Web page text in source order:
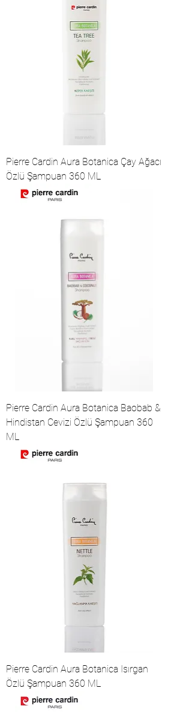
Pierre Cardin Aura Botanica Çay Ağacı
Özlü Şampuan 360 ML
Pierre Cardin Aura Botanica Baobab &
Hindistan Cevizi Özlü Şampuan 360
ML
Pierre Cardin Aura Botanica Isırgan
Özlü Şampuan 360 ML